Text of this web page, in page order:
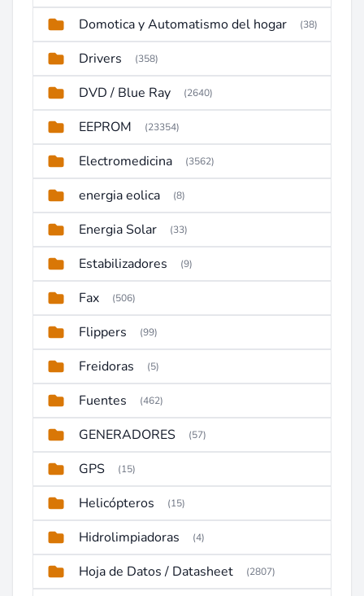
Domotica y Automatismo del hogar (38)
Drivers (358)
DVD / Blue Ray (2640)
EEPROM (23354)
Electromedicina (3562)
energia eolica (8)
Energia Solar (33)
Estabilizadores (9)
Fax (506)
Flippers (99)
Freidoras (5)
Fuentes (462)
GENERADORES (57)
GPS (15)
Helicópteros (15)
Hidrolimpiadoras (4)
Hoja de Datos / Datasheet (2807)